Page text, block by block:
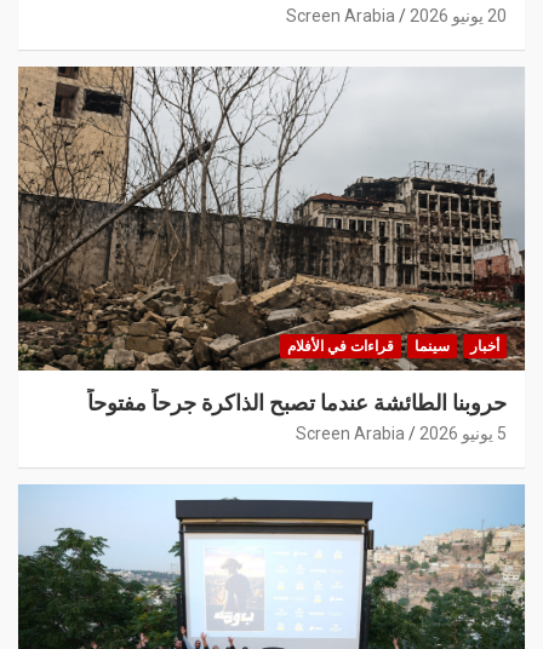
20 يونيو 2026 Screen Arabia
أخبار سينما قراءات في الأفلام
حروبنا الطائشة عندما تصبح الذاكرة جرحاً مفتوحاً
5 يونيو 2026 Screen Arabia